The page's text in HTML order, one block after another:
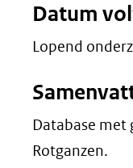
Datum
Lopend
Database met
Rotganzen.